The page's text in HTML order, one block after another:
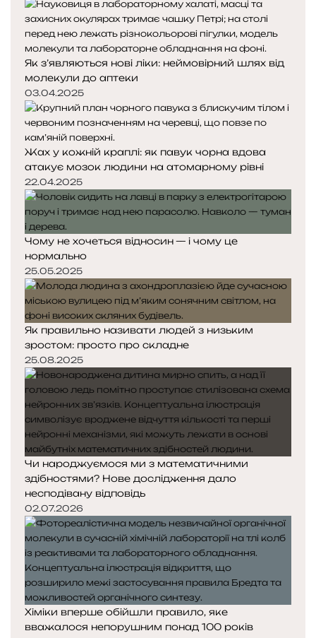
о
б
е
л
і
в
с
ь
к
о
ї
п
р
е
м
і
ї
Як з’являються нові ліки: неймовірний шлях від
молекули до аптеки
03.04.2025
Жах у кожній краплі: як павук чорна вдова
атакує мозок людини на атомарному рівні
22.04.2025
Чому не хочеться відносин — і чому це
нормально
25.05.2025
Як правильно називати людей з низьким
зростом: просто про складне
25.08.2025
Чи народжуємося ми з математичними
здібностями? Нове дослідження дало
несподівану відповідь
02.07.2026
Хіміки вперше обійшли правило, яке
вважалося непорушним понад 100 років